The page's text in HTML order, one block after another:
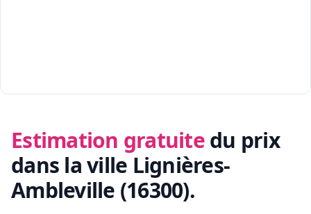
Estimation gratuite du prix
dans la ville Lignières-
Ambleville (16300).